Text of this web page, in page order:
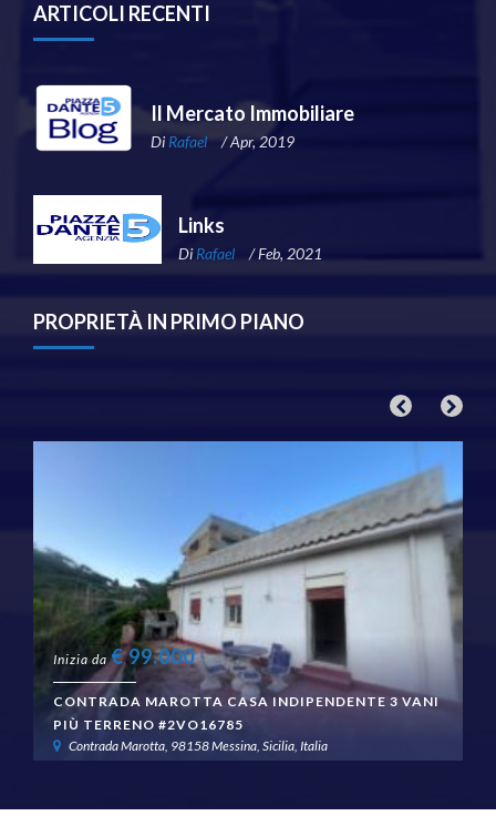
ARTICOLI RECENTI
Il Mercato Immobiliare
Di Rafael / Apr, 2019
Links
DiRafael / Feb, 2021
PROPRIETÀ IN PRIMO PIANO
Inizia da€99.000
CONTRADA MAROTTA CASA INDIPENDENTE 3 VANI
PIÙ TERRENO #2VO16785
Contrada Marotta, 98158 Messina, Sicilia, Italia